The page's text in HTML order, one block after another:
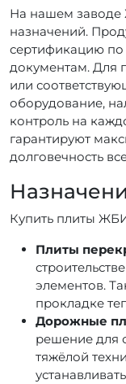
На нашем заводе
назначений.
сертификацию
документам. Для
или
оборудование,
контроль на
гарантируют
долговечность
Купить плиты
Плиты
элементов.
прокладке
Дорожные
решение для
тяжёлой